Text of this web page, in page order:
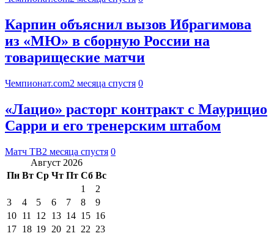
Карпин объяснил вызов Ибрагимова
из «МЮ» в сборную России на
товарищеские матчи
Чемпионат.com2 месяца спустя 0
«Лацио» расторг контракт с Маурицио
Сарри и его тренерским штабом
Матч ТВ2 месяца спустя 0
Август 2026
Пн Вт Ср Чт Пт Сб Вс
1
2
3
4 5 6 7 8
9
10 11 12 13 14 15 16
17 18 19 20 21 22 23